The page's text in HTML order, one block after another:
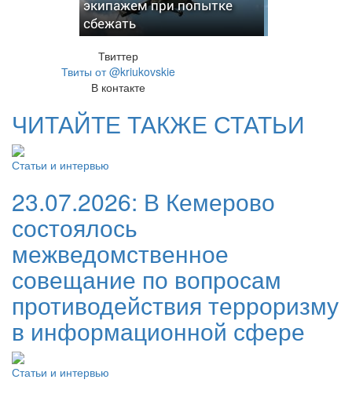
экипажем при попытке
сбежать
Твиттер
Твиты от @kriukovskie
В контакте
ЧИТАЙТЕ ТАКЖЕ СТАТЬИ
Статьи и интервью
23.07.2026: В Кемерово
состоялось
межведомственное
совещание по вопросам
противодействия терроризму
в информационной сфере
Статьи и интервью